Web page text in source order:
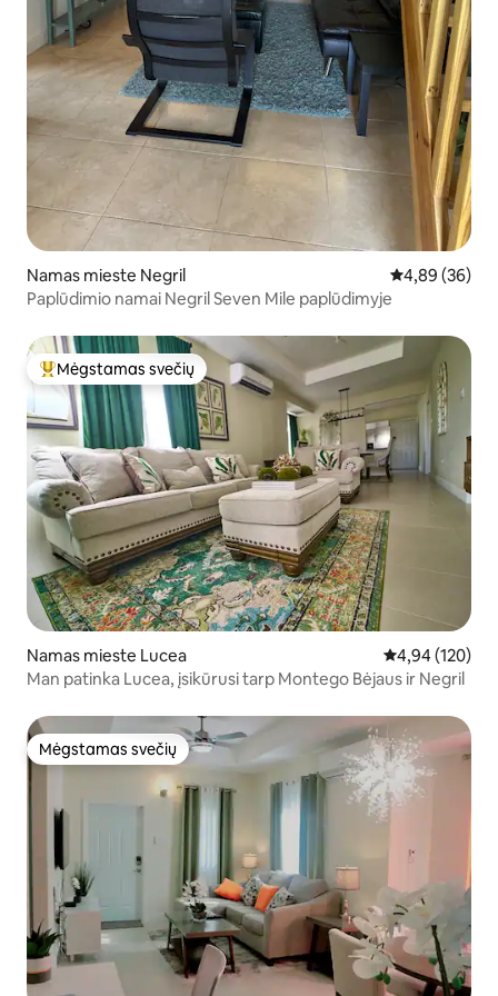
Namas mieste Negril Vidutinis
4,89 (36)
Paplūdimio namai Negril Seven Mile paplūdimyje
Svečių mėgstamiausias
Mėgstamas svečių
Namas mieste Lucea Vidutinis
4,94 (120)
Man patinka Lucea, įsikūrusi tarp Montego Bėjaus ir Negril
Mėgstamas svečių
Mėgstamas svečių